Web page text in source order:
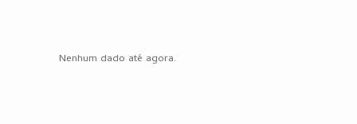
Nenhum dado até agora.